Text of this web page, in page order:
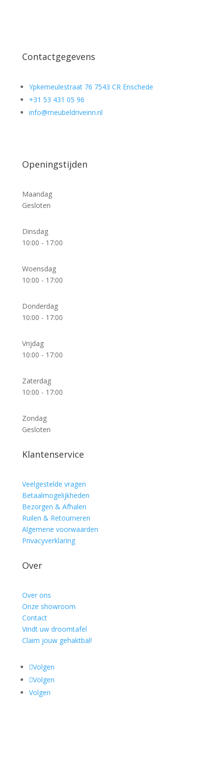
Contactgegevens
Ypkemeulestraat 76 7543 CR Enschede
+31 53 431 05 96
info@meubeldriveinn.nl
Openingstijden
Maandag
Gesloten
Dinsdag
10:00 - 17:00
Woensdag
10:00 - 17:00
Donderdag
10:00 - 17:00
Vrijdag
10:00 - 17:00
Zaterdag
10:00 - 17:00
Zondag
Gesloten
Klantenservice
Veelgestelde vragen
Betaalmogelijkheden
Bezorgen & Afhalen
Ruilen & Retourneren
Algemene voorwaarden
Privacyverklaring
Over
Over ons
Onze showroom
Contact
Vindt uw droomtafel
Claim jouw gehaktbal!
Volgen
Volgen
Volgen